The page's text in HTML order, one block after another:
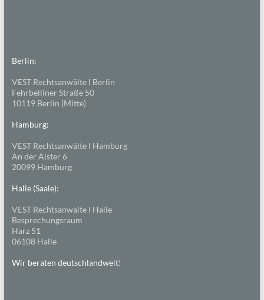
Berlin:
VEST Rechtsanwälte I Berlin
Fehrbelliner Straße 50
10119 Berlin (Mitte)
Hamburg:
VEST Rechtsanwälte I Hamburg
An der Alster 6
20099 Hamburg
Halle (Saale):
VEST Rechtsanwälte I Halle
Besprechungsraum
Harz 51
06108 Halle
Wir beraten deutschlandweit!